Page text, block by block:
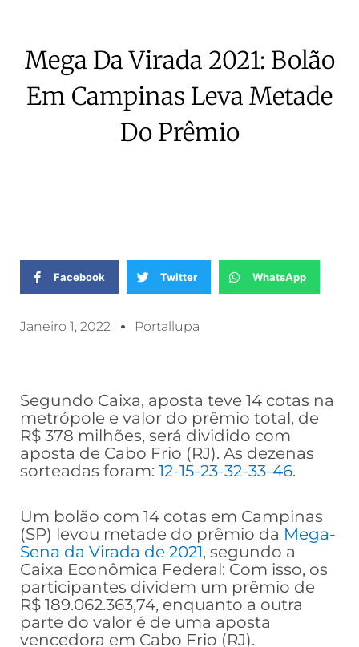
Mega Da Virada 2021: Bolão
Em Campinas Leva Metade
Do Prêmio
Facebook Twitter WhatsApp
Janeiro 1, 2022 Portallupa
Segundo Caixa, aposta teve 14 cotas na
metrópole e valor do prêmio total, de
R$ 378 milhões, será dividido com
aposta de Cabo Frio (RJ). As dezenas
sorteadas foram: 12-15-23-32-33-46.
Um bolão com 14 cotas em Campinas
(SP) levou metade do prêmio da Mega-
Sena da Virada de 2021, segundo a
Caixa Econômica Federal: Com isso, os
participantes dividem um prêmio de
R$ 189.062.363,74, enquanto a outra
parte do valor é de uma aposta
vencedora em Cabo Frio (RJ).